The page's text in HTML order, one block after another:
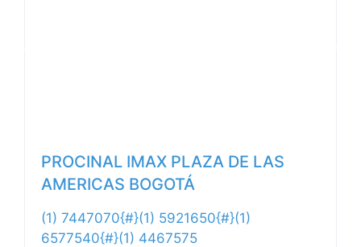
PROCINAL IMAX PLAZA DE LAS
AMERICAS BOGOTÁ
(1) 7447070{#}(1) 5921650{#}(1)
6577540{#}(1) 4467575